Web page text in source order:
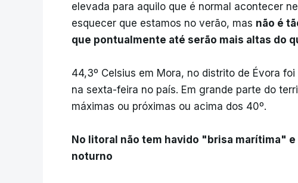
elevada para aquilo que é normal acontecer
esquecer que estamos no verão, mas não é
que pontualmente até serão mais altas do
44,3º Celsius em Mora, no distrito de Évora
na sexta-feira no país. Em grande parte do
máximas ou próximas ou acima dos 40º.
No litoral não tem havido "brisa marítima"
noturno